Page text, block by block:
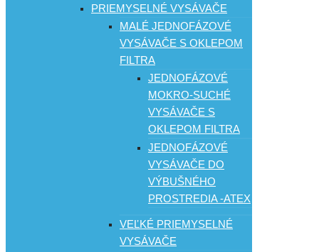
PRIEMYSELNÉ VYSÁVAČE
MALÉ JEDNOFÁZOVÉ
VYSÁVAČE S OKLEPOM
FILTRA
JEDNOFÁZOVÉ
MOKRO-SUCHÉ
VYSÁVAČE S
OKLEPOM FILTRA
JEDNOFÁZOVÉ
VYSÁVAČE DO
VÝBUŠNÉHO
PROSTREDIA -ATEX
VEĽKÉ PRIEMYSELNÉ
VYSÁVAČE